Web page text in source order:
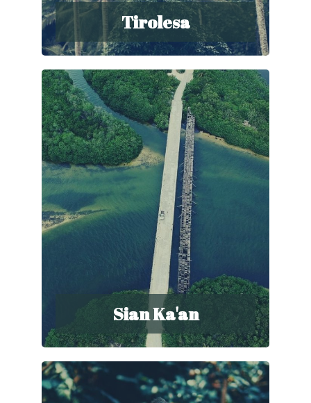
Tirolesa
Sian Ka'an